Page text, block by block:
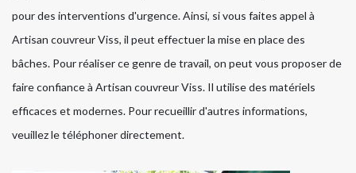
pour des interventions d'urgence. Ainsi, si vous faites appel à
Artisan couvreur Viss, il peut effectuer la mise en place des
bâches. Pour réaliser ce genre de travail, on peut vous proposer de
faire confiance à Artisan couvreur Viss. Il utilise des matériels
efficaces et modernes. Pour recueillir d'autres informations,
veuillez le téléphoner directement.